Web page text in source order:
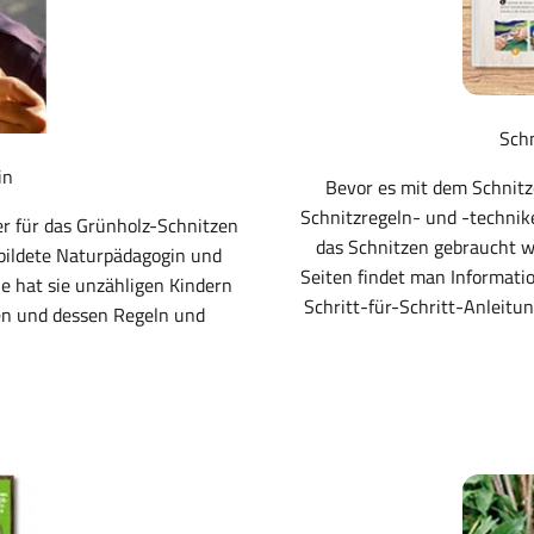
für das Grünholz-Schnitzen
Naturpädagogin und
hat sie unzähligen Kindern
und dessen Regeln und
Bevor es mit dem
Schnitzregeln- und -
das Schnitzen gebraucht
Seiten findet man
Schritt-für-Schritt-